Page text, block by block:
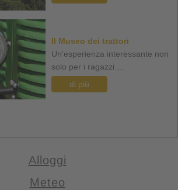
Il Museo dei trattori
Un'esperienza interessante non
solo per i ragazzi ...
di più
Alloggi
Meteo